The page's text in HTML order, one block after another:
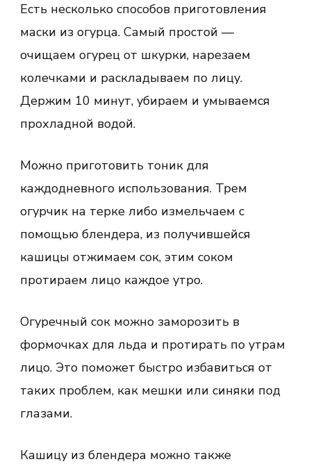
Есть несколько способов приготовления
маски из огурца. Самый простой —
очищаем огурец от шкурки, нарезаем
колечками и раскладываем по лицу.
Держим 10 минут, убираем и умываемся
прохладной водой.
Можно приготовить тоник для
каждодневного использования. Трем
огурчик на терке либо измельчаем с
помощью блендера, из получившейся
кашицы отжимаем сок, этим соком
протираем лицо каждое утро.
Огуречный сок можно заморозить в
формочках для льда и протирать по утрам
лицо. Это поможет быстро избавиться от
таких проблем, как мешки или синяки под
глазами.
Кашицу из блендера можно также